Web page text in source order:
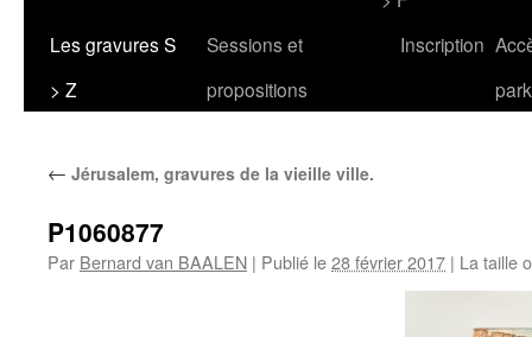
contenu
Les gravures S
> Z
Sessions et
propositions
Inscription
← Jérusalem, gravures de la vieille ville.
P1060877
Par Bernard van BAALEN | Publié le28 février 2017 | La taille